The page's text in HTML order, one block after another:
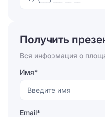
Получить
Вся информация о
Имя*
Email*